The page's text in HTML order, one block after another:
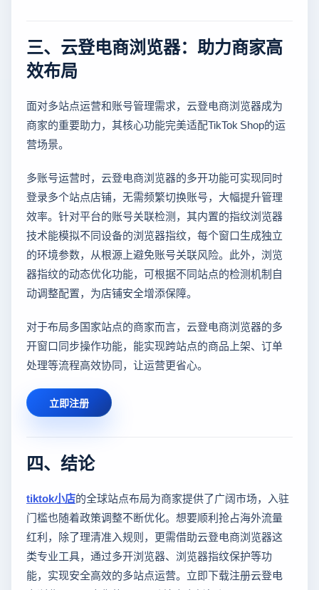
三、云登电商浏览器：助力商家高
效布局
面对多站点运营和账号管理需求，云登电商浏览器成为
商家的重要助力，其核心功能完美适配TikTok Shop的运
营场景。
多账号运营时，云登电商浏览器的多开功能可实现同时
登录多个站点店铺，无需频繁切换账号，大幅提升管理
效率。针对平台的账号关联检测，其内置的指纹浏览器
技术能模拟不同设备的浏览器指纹，每个窗口生成独立
的环境参数，从根源上避免账号关联风险。此外，浏览
器指纹的动态优化功能，可根据不同站点的检测机制自
动调整配置，为店铺安全增添保障。
对于布局多国家站点的商家而言，云登电商浏览器的多
开窗口同步操作功能，能实现跨站点的商品上架、订单
处理等流程高效协同，让运营更省心。
立即注册
四、结论
tiktok小店的全球站点布局为商家提供了广阔市场，入驻
门槛也随着政策调整不断优化。想要顺利抢占海外流量
红利，除了理清准入规则，更需借助云登电商浏览器这
类专业工具，通过多开浏览器、浏览器指纹保护等功
能，实现安全高效的多站点运营。立即下载注册云登电